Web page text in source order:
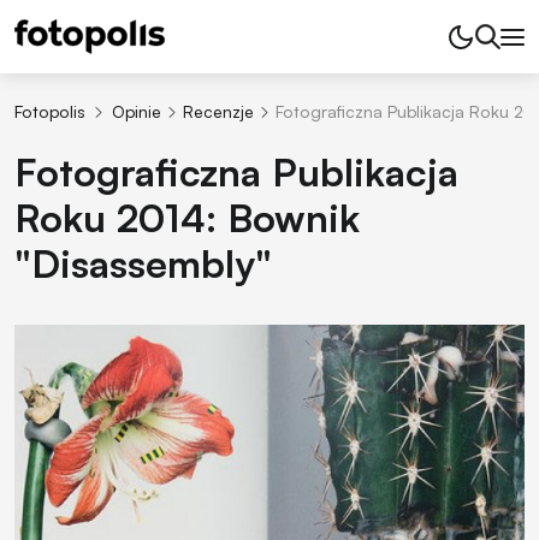
Fotopolis Opinie Recenzje Fotograficzna Publikacja Roku
Fotograficzna Publikacja
Roku 2014: Bownik
"Disassembly"